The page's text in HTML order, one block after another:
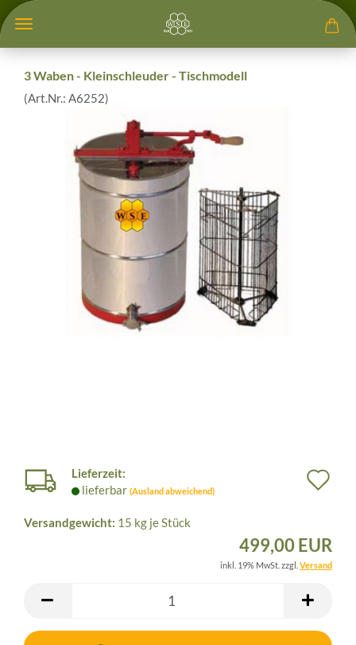
3 Waben - Kleinschleuder - Tischmodell
(Art.Nr.: A6252)
Lieferzeit:
lieferbar (Ausland abweichend)
Versandgewicht: 15 kg je Stück
499,00 EUR
inkl. 19% MwSt. zzgl. Versand